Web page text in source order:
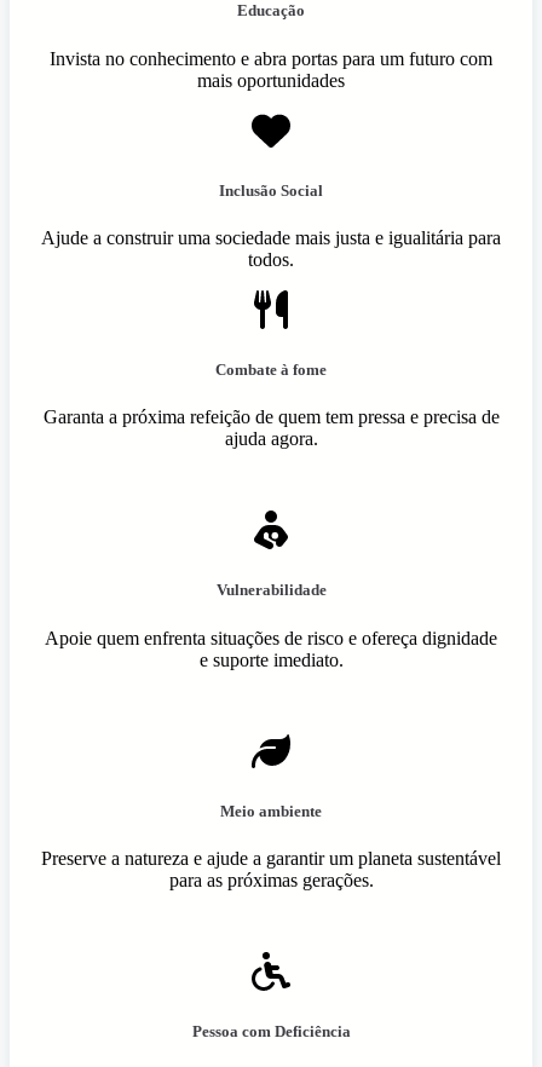
Educação
Invista no conhecimento e abra portas para um futuro com
mais oportunidades
Inclusão Social
Ajude a construir uma sociedade mais justa e igualitária para
todos.
Combate à fome
Garanta a próxima refeição de quem tem pressa e precisa de
ajuda agora.
Vulnerabilidade
Apoie quem enfrenta situações de risco e ofereça dignidade
e suporte imediato.
Meio ambiente
Preserve a natureza e ajude a garantir um planeta sustentável
para as próximas gerações.
Pessoa com Deficiência